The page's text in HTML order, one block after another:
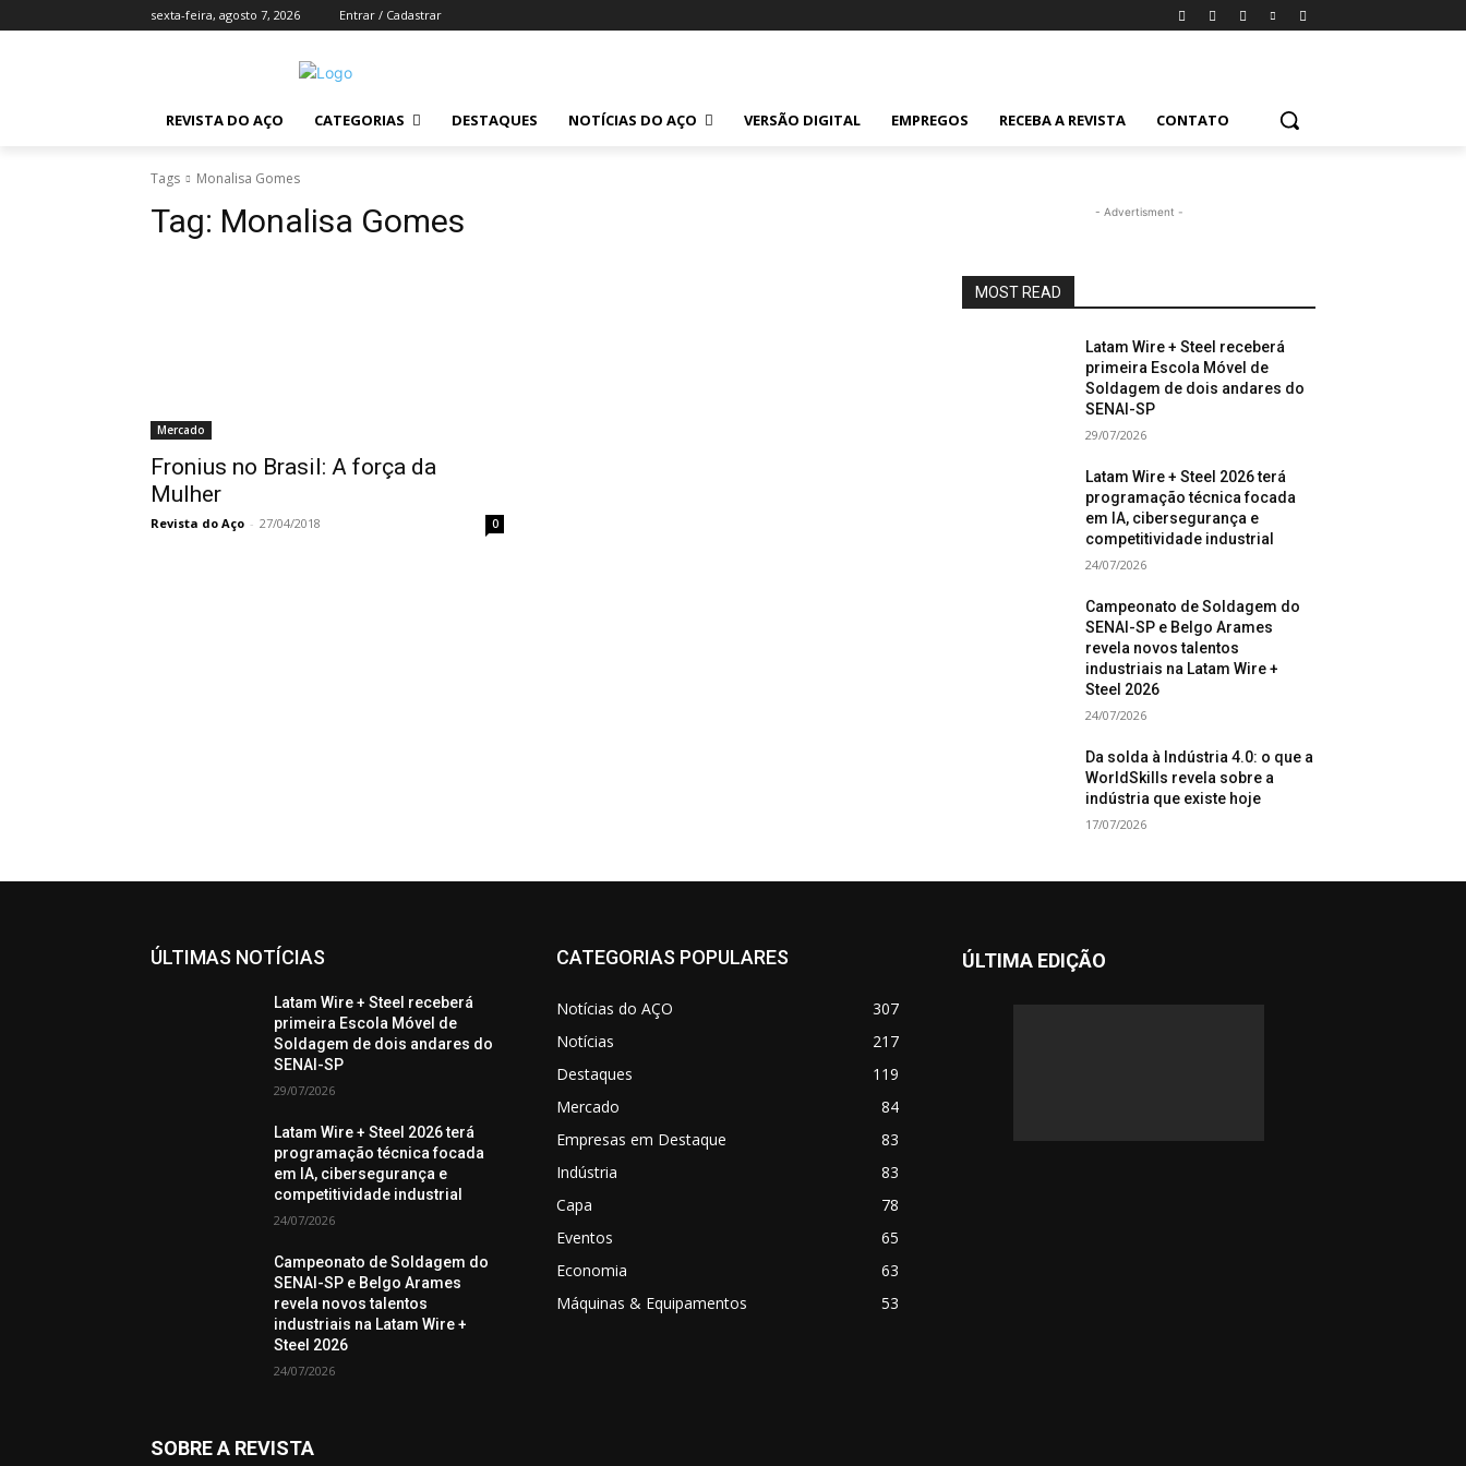
sexta-feira, agosto 7, 2026 Entrar / Cadastrar
REVISTA DO AÇO CATEGORIAS DESTAQUES NOTÍCIAS DO AÇO VERSÃO DIGITAL EMPREGOS RECEBA A REVISTA CONTATO
Tags Monalisa Gomes
Tag: Monalisa Gomes
Mercado
Fronius no Brasil: A força da
Mulher
Revista do Aço - 27/04/2018 0
- Advertisment -
MOST READ
Latam Wire + Steel receberá
primeira Escola Móvel de
Soldagem de dois andares do
SENAI-SP
29/07/2026
Latam Wire + Steel 2026 terá
programação técnica focada
em IA, cibersegurança e
competitividade industrial
24/07/2026
Campeonato de Soldagem do
SENAI-SP e Belgo Arames
revela novos talentos
industriais na Latam Wire +
Steel 2026
24/07/2026
Da solda à Indústria 4.0: o que a
WorldSkills revela sobre a
indústria que existe hoje
17/07/2026
ÚLTIMAS NOTÍCIAS
Latam Wire + Steel receberá
primeira Escola Móvel de
Soldagem de dois andares do
SENAI-SP
29/07/2026
Latam Wire + Steel 2026 terá
programação técnica focada
em IA, cibersegurança e
competitividade industrial
24/07/2026
Campeonato de Soldagem do
SENAI-SP e Belgo Arames
revela novos talentos
industriais na Latam Wire +
Steel 2026
24/07/2026
CATEGORIAS POPULARES
Notícias do AÇO
307
Notícias
217
Destaques
119
Mercado
84
Empresas em Destaque
83
Indústria
83
Capa
78
Eventos
65
Economia
63
Máquinas & Equipamentos
53
ÚLTIMA EDIÇÃO
SOBRE A REVISTA